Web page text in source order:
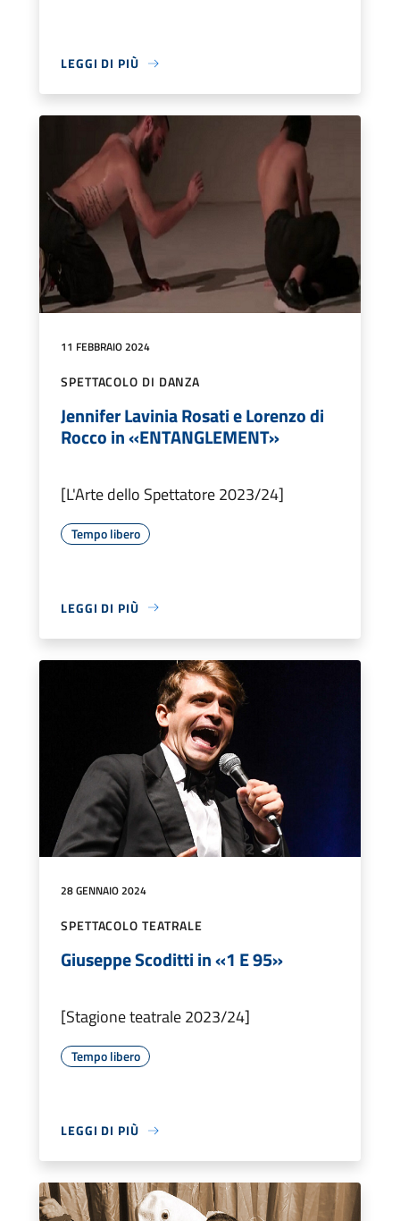
LEGGI DI PIÙ
11 FEBBRAIO 2024
SPETTACOLO DI DANZA
Jennifer Lavinia Rosati e Lorenzo di
Rocco in «ENTANGLEMENT»
[L'Arte dello Spettatore 2023/24]
Tempo libero
LEGGI DI PIÙ
28 GENNAIO 2024
SPETTACOLO TEATRALE
Giuseppe Scoditti in «1 E 95»
[Stagione teatrale 2023/24]
Tempo libero
LEGGI DI PIÙ